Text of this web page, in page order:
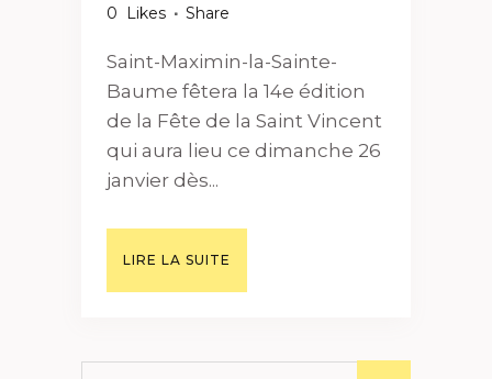
0
Likes Share
Saint-Maximin-la-Sainte-
Baume fêtera la 14e édition
de la Fête de la Saint Vincent
qui aura lieu ce dimanche 26
janvier dès...
LIRE LA SUITE